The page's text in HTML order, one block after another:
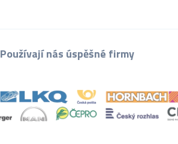
Používají nás úspěšné firmy